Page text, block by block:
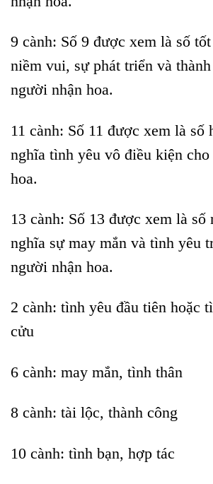
9 cành: Số 9 được xem là số
niềm vui, sự phát triển và
người nhận hoa.
11 cành: Số 11 được xem là số
nghĩa tình yêu vô điều kiện
hoa.
13 cành: Số 13 được xem là số
nghĩa sự may mắn và tình yêu
người nhận hoa.
2 cành: tình yêu đầu tiên hoặc
cửu
6 cành: may mắn, tình thân
8 cành: tài lộc, thành công
10 cành: tình bạn, hợp tác